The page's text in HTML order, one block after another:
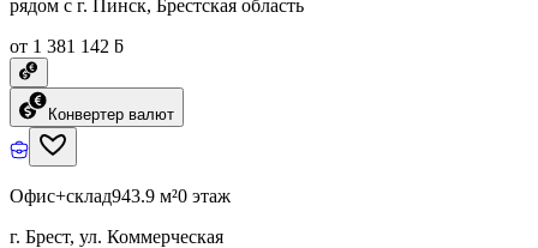
рядом с г. Пинск, Брестская область
от 1 381 142 ƃ
Конвертер валют
Офис+склад943.9 м²0 этаж
г. Брест, ул. Коммерческая